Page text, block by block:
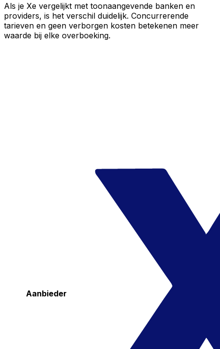
Als je Xe vergelijkt met toonaangevende banken en
providers, is het verschil duidelijk. Concurrerende
tarieven en geen verborgen kosten betekenen meer
waarde bij elke overboeking.
Aanbieder